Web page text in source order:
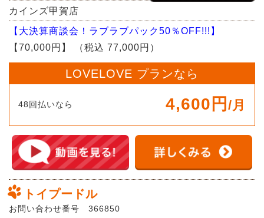
カインズ甲賀店
【大決算商談会！ラブラブパック50％OFF!!!】
【70,000円】
（税込 77,000円）
LOVELOVE プランなら
48回払いなら 4,600円 /月
トイプードル
お問い合わせ番号 366850